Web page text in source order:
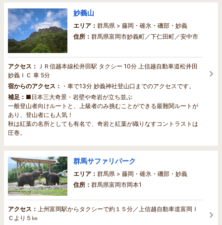
妙義山
エリア： 群馬県 > 藤岡・碓氷・磯部・妙義
住所： 群馬県富岡市妙義町／下仁田町／安中市
アクセス：
ＪＲ信越本線松井田駅 タクシー 10分 上信越自動車道松井田
妙義ＩＣ 車 5分
宿からのアクセス： ・車で13分 妙義神社登山口までのアクセスです。
補足： ■日本三大奇景・岩壁や奇岩が立ち並ぶ
一般登山者向けルートと、上級者のみ挑むことができる最難関ルートが
あり、登山者にも人気！
秋は紅葉の名所としても有名で、奇岩と紅葉が織りなすコントラストは
圧巻。
群馬サファリパーク
エリア： 群馬県 > 藤岡・碓氷・磯部・妙義
住所： 群馬県富岡市岡本1
アクセス： 上州富岡駅からタクシーで約１５分／上信越自動車道富岡Ｉ
Ｃより５㎞